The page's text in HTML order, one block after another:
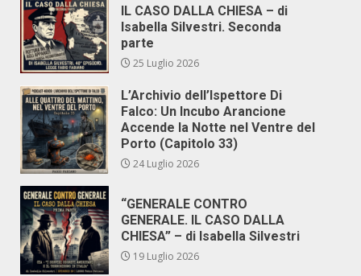
IL CASO DALLA CHIESA – di
Isabella Silvestri. Seconda
parte
25 Luglio 2026
L’Archivio dell’Ispettore Di
Falco: Un Incubo Arancione
Accende la Notte nel Ventre del
Porto (Capitolo 33)
24 Luglio 2026
“GENERALE CONTRO
GENERALE. IL CASO DALLA
CHIESA” – di Isabella Silvestri
19 Luglio 2026